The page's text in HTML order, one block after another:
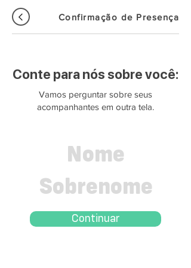
Confirmação de Presença
Conte para nós sobre você:
Vamos perguntar sobre seus
acompanhantes em outra tela.
Continuar